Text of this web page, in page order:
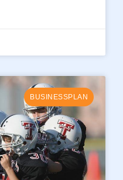
BUSINESSPLAN